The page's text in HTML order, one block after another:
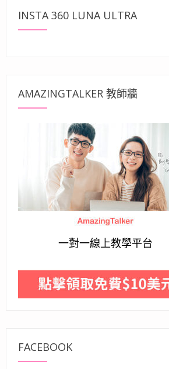
INSTA 360 LUNA ULTRA
AMAZINGTALKER 教師牆
一對一線上教學平台
FACEBOOK